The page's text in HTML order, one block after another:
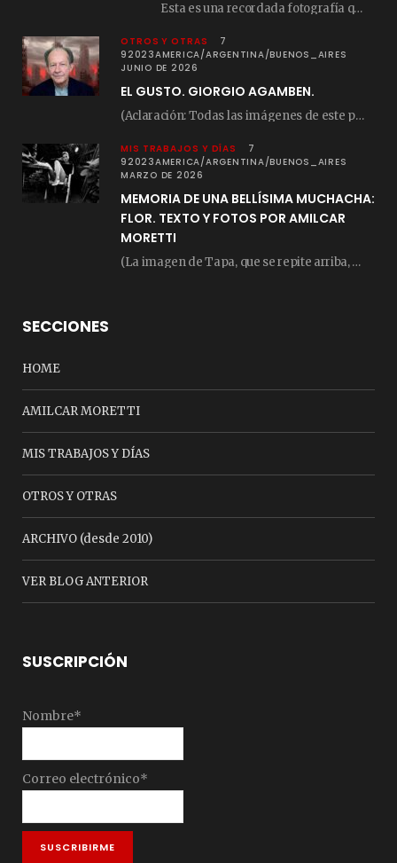
Esta es una recordada fotografía que registré…
OTROS Y OTRAS
7
92023AMERICA/ARGENTINA/BUENOS_AIRES
JUNIO DE 2026
EL GUSTO. GIORGIO AGAMBEN.
(Aclaración: Todas las imágenes de este posteo fueron tomadas de Bloghemia.com, y todos los…
MIS TRABAJOS Y DÍAS
7
92023AMERICA/ARGENTINA/BUENOS_AIRES
MARZO DE 2026
MEMORIA DE UNA BELLÍSIMA MUCHACHA:
FLOR. TEXTO Y FOTOS POR AMILCAR
MORETTI
(La imagen de Tapa, que se repite arriba, fue compuesta por Amilcar Moretti el viernes…
SECCIONES
HOME
AMILCAR MORETTI
MIS TRABAJOS Y DÍAS
OTROS Y OTRAS
ARCHIVO (desde 2010)
VER BLOG ANTERIOR
SUSCRIPCIÓN
Nombre*
Correo electrónico*